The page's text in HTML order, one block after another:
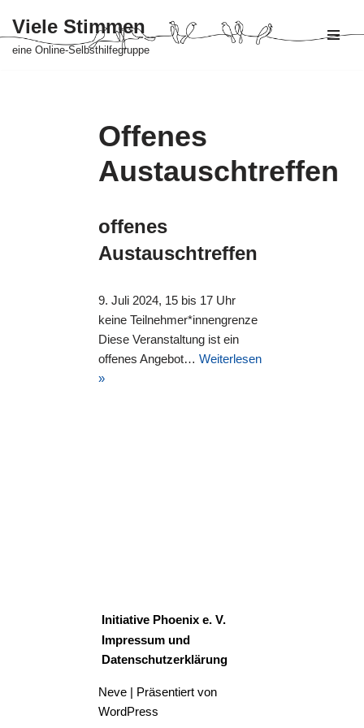
Zum
Viele Stimmen
eine Online-Selbsthilfegruppe
Offenes
Austauschtreffen
offenes
Austauschtreffen
9. Juli 2024, 15 bis 17 Uhr
keine Teilnehmer*innengrenze
Diese Veranstaltung ist ein
offenes Angebot… Weiterlesen
»
Initiative Phoenix e. V.
Impressum und
Datenschutzerklärung
Neve | Präsentiert von
WordPress